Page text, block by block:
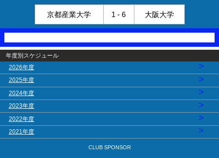
京都産業大学 1 - 6 大阪大学
年度別スケジュール
2026年度
>
2025年度 >
2024年度 >
2023年度 >
2022年度 >
2021年度 >
CLUB SPONSOR